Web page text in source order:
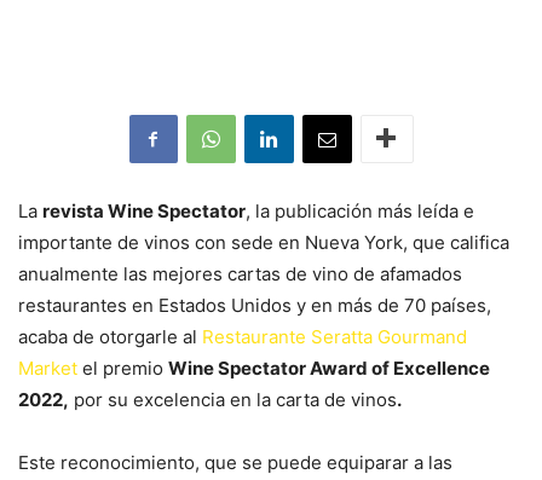
La revista Wine Spectator, la publicación más leída e
importante de vinos con sede en Nueva York, que califica
anualmente las mejores cartas de vino de afamados
restaurantes en Estados Unidos y en más de 70 países,
acaba de otorgarle al Restaurante Seratta Gourmand
Market el premio Wine Spectator Award of Excellence
2022, por su excelencia en la carta de vinos.
Este reconocimiento, que se puede equiparar a las